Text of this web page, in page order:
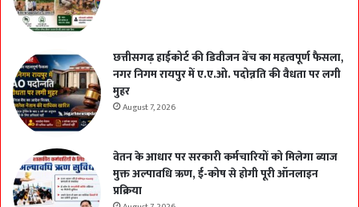
छत्तीसगढ़ हाईकोर्ट की डिवीजन बेंच का महत्वपूर्ण फैसला,
नगर निगम रायपुर में ए.ए.ओ. पदोन्नति की वैधता पर लगी
मुहर
August 7, 2026
वेतन के आधार पर सरकारी कर्मचारियों को मिलेगा ब्याज
मुक्त अल्पावधि ऋण, ई-कोष से होगी पूरी ऑनलाइन
प्रक्रिया